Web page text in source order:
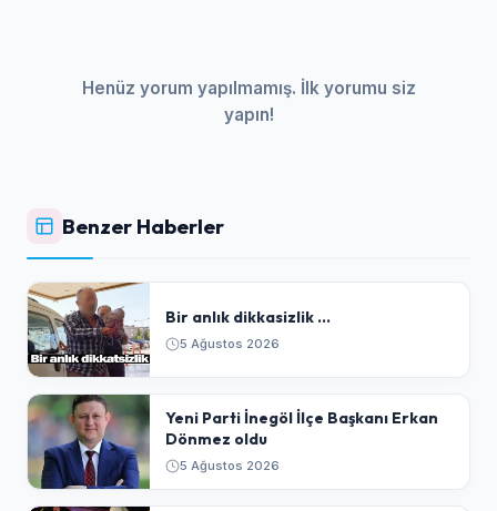
Henüz yorum yapılmamış. İlk yorumu siz
yapın!
Benzer Haberler
Bir anlık dikkasizlik ...
5 Ağustos 2026
Yeni Parti İnegöl İlçe Başkanı Erkan
Dönmez oldu
5 Ağustos 2026